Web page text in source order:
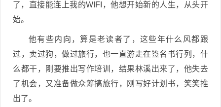
了，直接能连上我的WIFI，他想开始新的人生，从头开
始。
他有些内向，算是老读者了，这些年什么风都跟
过，卖过狗，做过旅行，也一直游走在签名书行列，什
么都干，刚要推出写作培训，结果林溪出来了，他失去
了机会，又准备做众筹搞旅行，刚写好计划书，笑笑推
出了。